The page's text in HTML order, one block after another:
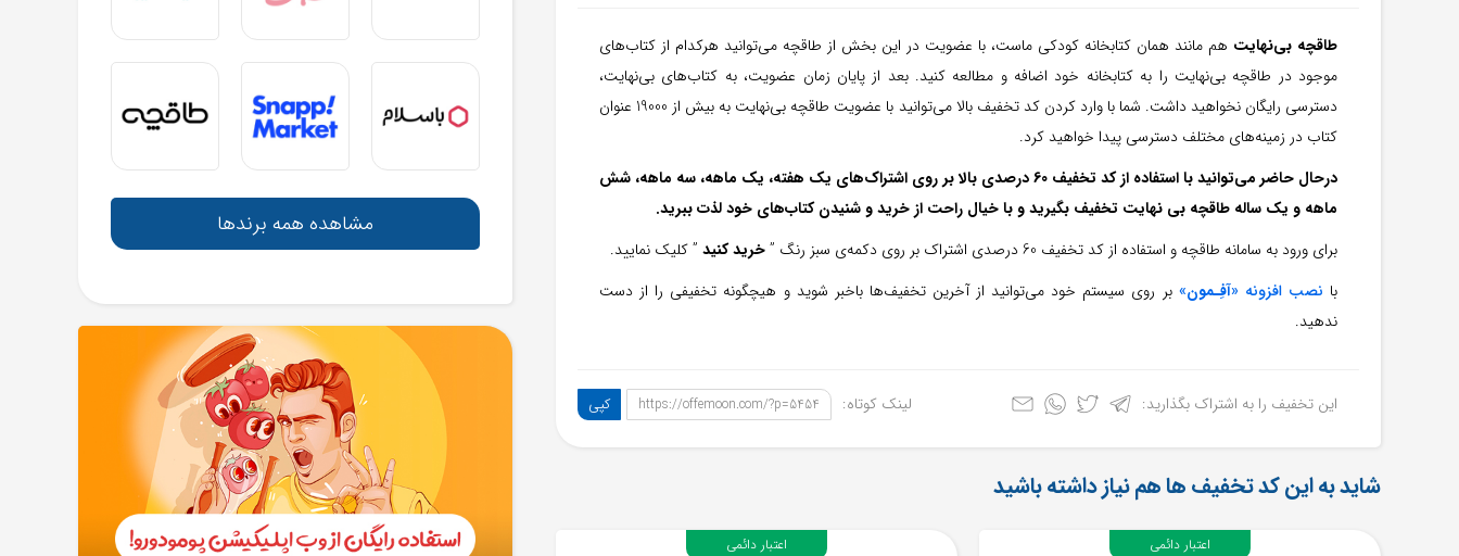
طاقچه بی‌نهایت هم مانند همان کتابخانه کودکی ماست، با عضویت در این بخش از طاقچه می‌توانید هرکدام از کتاب‌های
موجود در طاقچه بی‌نهایت را به کتابخانه خود اضافه و مطالعه کنید. بعد از پایان زمان عضویت، به کتاب‌های بی‌نهایت،
دسترسی رایگان نخواهید داشت. شما با وارد کردن کد تخفیف بالا می‌توانید با عضویت طاقچه بی‌نهایت به بیش از 19000 عنوان
کتاب در زمینه‌های مختلف دسترسی پیدا خواهید کرد.
درحال حاضر می‌توانید با استفاده از کد تخفیف 60 درصدی بالا بر روی اشتراک‌‌های یک هفته، یک ماهه، سه ماهه، شش
ماهه و یک ساله طاقچه بی نهایت تخفیف بگیرید و با خیال راحت از خرید و شنیدن کتاب‌های خود لذت ببرید.
برای ورود به سامانه طاقچه و استفاده از کد تخفیف 60 درصدی اشتراک بر روی دکمه‌ی سبز رنگ ”
خرید کنید ” کلیک نمایید.
با نصب افزونه «آفِـمون» بر روی سیستم خود می‌توانید از آخرین تخفیف‌ها باخبر شوید و هیچگونه تخفیفی را از دست
ندهید.
این تخفیف را به اشتراک بگذارید: لینک کوتاه: https://offemoon.com/?p=5454 کپی
شاید به این کد تخفیف ها هم نیاز داشته باشید
اعتبار دائمی اعتبار دائمی
مشاهده همه برندها